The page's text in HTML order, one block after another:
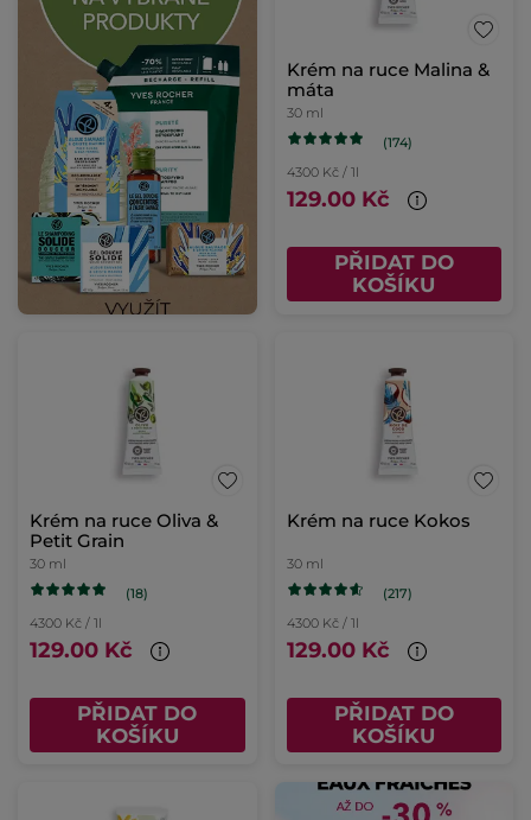
Krém na ruce Malina &
máta
30 ml
(174)
4300 Kč / 1l
129.00 Kč
PŘIDAT DO
KOŠÍKU
Krém na ruce Oliva &
Petit Grain
30 ml
(18)
4300 Kč / 1l
129.00 Kč
PŘIDAT DO
KOŠÍKU
Krém na ruce Kokos
30 ml
(217)
4300 Kč / 1l
129.00 Kč
PŘIDAT DO
KOŠÍKU